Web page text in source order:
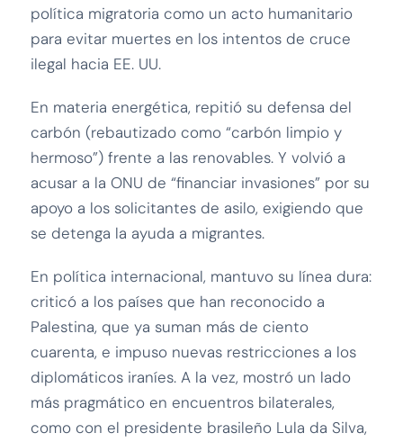
política migratoria como un acto humanitario
para evitar muertes en los intentos de cruce
ilegal hacia EE. UU.
En materia energética, repitió su defensa del
carbón (rebautizado como “carbón limpio y
hermoso”) frente a las renovables. Y volvió a
acusar a la ONU de “financiar invasiones” por su
apoyo a los solicitantes de asilo, exigiendo que
se detenga la ayuda a migrantes.
En política internacional, mantuvo su línea dura:
criticó a los países que han reconocido a
Palestina, que ya suman más de ciento
cuarenta, e impuso nuevas restricciones a los
diplomáticos iraníes. A la vez, mostró un lado
más pragmático en encuentros bilaterales,
como con el presidente brasileño Lula da Silva,